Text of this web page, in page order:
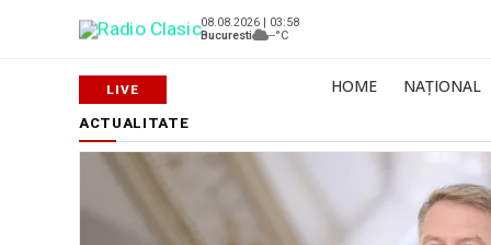
08.08.2026 | 03:58
Bucuresti
--°C
HOME NAȚIONAL
ACTUALITATE